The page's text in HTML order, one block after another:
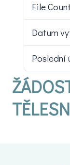
File Count
Datum
Poslední